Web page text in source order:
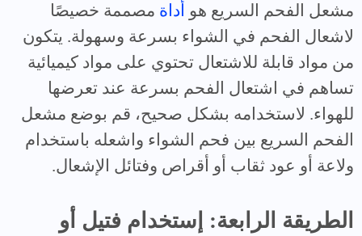
مشعل الفحم السريع هو أداة مصممة خصيصًا
لاشعال الفحم في الشواء بسرعة وسهولة. يتكون
من مواد قابلة للاشتعال تحتوي على مواد كيميائية
تساهم في اشتعال الفحم بسرعة عند تعرضها
للهواء. لاستخدامه بشكل صحيح، قم بوضع مشعل
الفحم السريع بين فحم الشواء واشعله باستخدام
ولاعة أو عود ثقاب أو أقراص وفتائل الإشعال.
الطريقة الرابعة: إستخدام فتيل أو